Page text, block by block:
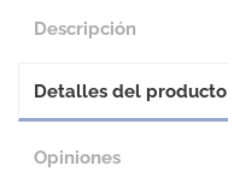
Descripción
Detalles del producto
Opiniones